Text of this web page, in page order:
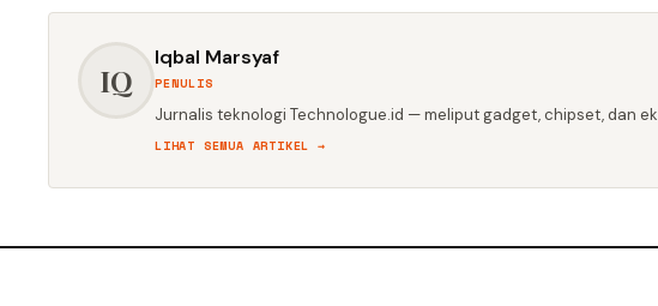
IQ
Iqbal Marsyaf
PENULIS
Jurnalis teknologi Technologue.id — meliput gadget, chipset, dan
LIHAT SEMUA ARTIKEL →